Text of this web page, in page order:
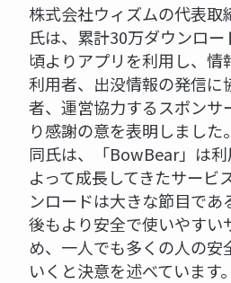
株式会社ウィズムの代表取
氏は、累計30万ダウンロ
頃よりアプリを利用し、情
利用者、出没情報の発信に
者、運営協力するスポンサ
り感謝の意を表明しました。
同氏は、「BowBear」は
よって成長してきたサービ
ンロードは大きな節目であ
後もより安全で使いやすい
め、一人でも多くの人の安
いくと決意を述べています。